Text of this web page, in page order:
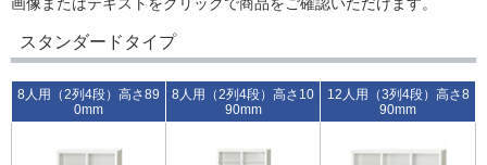
画像またはテキストをクリックで商品をご確認いただけます。
スタンダードタイプ
8人用（2列4段）高さ89
0mm
8人用（2列4段）高さ10
90mm
12人用（3列4段）高さ8
90mm